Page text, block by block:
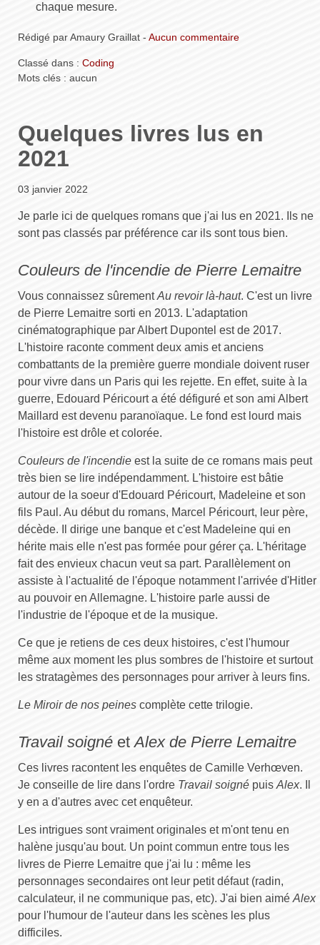
chaque mesure.
Rédigé par Amaury Graillat - Aucun commentaire
Classé dans : Coding
Mots clés : aucun
Quelques livres lus en
2021
03 janvier 2022
Je parle ici de quelques romans que j'ai lus en 2021. Ils ne
sont pas classés par préférence car ils sont tous bien.
Couleurs de l'incendie de Pierre Lemaitre
Vous connaissez sûrementAu revoir là-haut. C'est un livre
de Pierre Lemaitre sorti en 2013. L'adaptation
cinématographique par Albert Dupontel est de 2017.
L'histoire raconte comment deux amis et anciens
combattants de la première guerre mondiale doivent ruser
pour vivre dans un Paris qui les rejette. En effet, suite à la
guerre, Edouard Péricourt a été défiguré et son ami Albert
Maillard est devenu paranoïaque. Le fond est lourd mais
l'histoire est drôle et colorée.
Couleurs de l'incendie est la suite de ce romans mais peut
très bien se lire indépendamment. L'histoire est bâtie
autour de la soeur d'Edouard Péricourt, Madeleine et son
fils Paul. Au début du romans, Marcel Péricourt, leur père,
décède. Il dirige une banque et c'est Madeleine qui en
hérite mais elle n'est pas formée pour gérer ça. L'héritage
fait des envieux chacun veut sa part. Parallèlement on
assiste à l'actualité de l'époque notamment l'arrivée d'Hitler
au pouvoir en Allemagne. L'histoire parle aussi de
l'industrie de l'époque et de la musique.
Ce que je retiens de ces deux histoires, c'est l'humour
même aux moment les plus sombres de l'histoire et surtout
les stratagèmes des personnages pour arriver à leurs fins.
Le Miroir de nos peines complète cette trilogie.
Travail soigné etAlex de Pierre Lemaitre
Ces livres racontent les enquêtes de Camille Verhœven.
Je conseille de lire dans l'ordre Travail soigné puis Alex. Il
y en a d'autres avec cet enquêteur.
Les intrigues sont vraiment originales et m'ont tenu en
halène jusqu'au bout. Un point commun entre tous les
livres de Pierre Lemaitre que j'ai lu : même les
personnages secondaires ont leur petit défaut (radin,
calculateur, il ne communique pas, etc). J'ai bien aimé Alex
pour l'humour de l'auteur dans les scènes les plus
difficiles.